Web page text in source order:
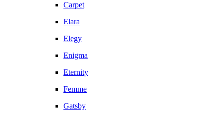
Carpet
Elara
Elegy
Enigma
Eternity
Femme
Gatsby